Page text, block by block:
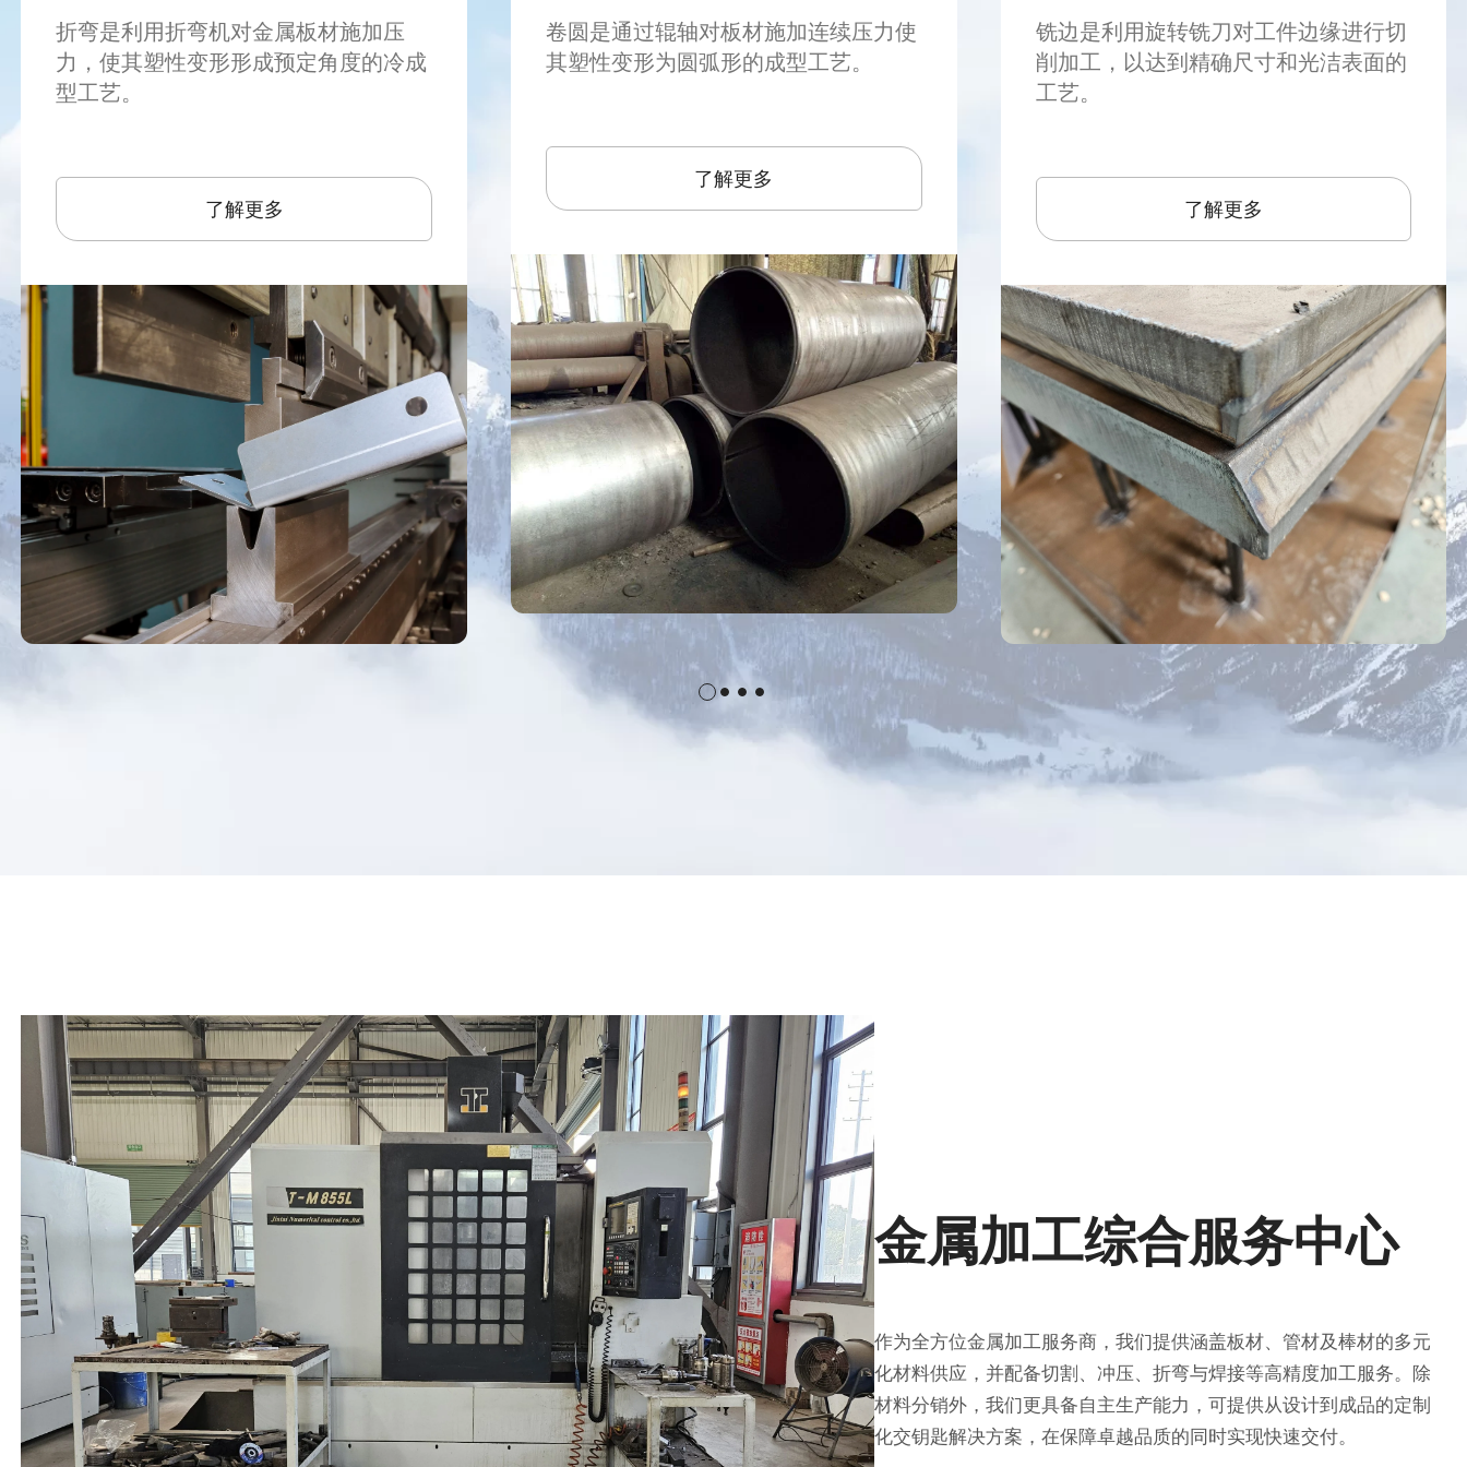
折弯是利用折弯机对金属板材施加压
力，使其塑性变形形成预定角度的冷成
型工艺。
了解更多
卷圆是通过辊轴对板材施加连续压力使
其塑性变形为圆弧形的成型工艺。
了解更多
铣边是利用旋转铣刀对工件边缘进行切
削加工，以达到精确尺寸和光洁表面的
工艺。
了解更多
金属加工综合服务中心
作为全方位金属加工服务商，我们提供涵盖板材、管材及棒材的多元
化材料供应，并配备切割、冲压、折弯与焊接等高精度加工服务。除
材料分销外，我们更具备自主生产能力，可提供从设计到成品的定制
化交钥匙解决方案，在保障卓越品质的同时实现快速交付。